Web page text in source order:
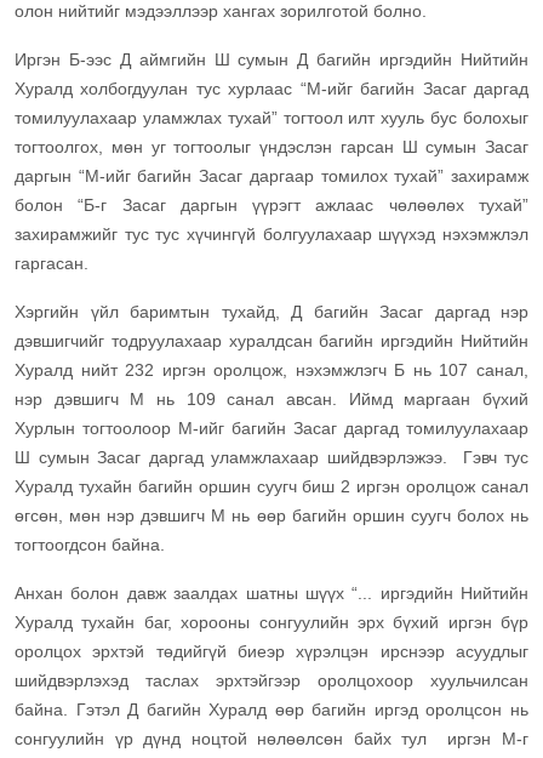
олон нийтийг мэдээллээр хангах зорилготой болно.
Иргэн Б-ээс Д аймгийн Ш сумын Д багийн иргэдийн Нийтийн
Хуралд холбогдуулан тус хурлаас “М-ийг багийн Засаг даргад
томилуулахаар уламжлах тухай” тогтоол илт хууль бус болохыг
тогтоолгох, мөн уг тогтоолыг үндэслэн гарсан Ш сумын Засаг
даргын “М-ийг багийн Засаг даргаар томилох тухай” захирамж
болон “Б-г Засаг даргын үүрэгт ажлаас чөлөөлөх тухай”
захирамжийг тус тус хүчингүй болгуулахаар шүүхэд нэхэмжлэл
гаргасан.
Хэргийн үйл баримтын тухайд, Д багийн Засаг даргад нэр
дэвшигчийг тодруулахаар хуралдсан багийн иргэдийн Нийтийн
Хуралд нийт 232 иргэн оролцож, нэхэмжлэгч Б нь 107 санал,
нэр дэвшигч М нь 109 санал авсан. Иймд маргаан бүхий
Хурлын тогтоолоор М-ийг багийн Засаг даргад томилуулахаар
Ш сумын Засаг даргад уламжлахаар шийдвэрлэжээ. Гэвч тус
Хуралд тухайн багийн оршин суугч биш 2 иргэн оролцож санал
өгсөн, мөн нэр дэвшигч М нь өөр багийн оршин суугч болох нь
тогтоогдсон байна.
Анхан болон давж заалдах шатны шүүх “... иргэдийн Нийтийн
Хуралд тухайн баг, хорооны сонгуулийн эрх бүхий иргэн бүр
оролцох эрхтэй төдийгүй биеэр хүрэлцэн ирснээр асуудлыг
шийдвэрлэхэд таслах эрхтэйгээр оролцохоор хуульчилсан
байна. Гэтэл Д багийн Хуралд өөр багийн иргэд оролцсон нь
сонгуулийн үр дүнд ноцтой нөлөөлсөн байх тул иргэн М-г